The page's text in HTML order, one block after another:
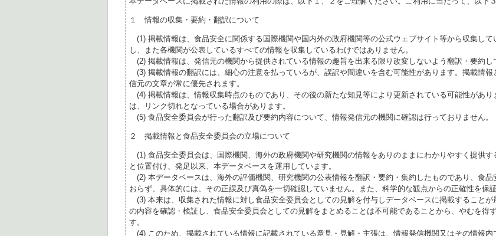
１ 情報の収集・要約・翻訳について
(1) 掲載情報は、食品安全に関係する国際機関や国内外の政府機関等の公式ウェブサイト等から収集し
し、また各機関が公表しているすべての情報を収集しているわけではありません。
(2) 掲載情報は、発信元の機関から提供されている情報の趣旨を出来る限り改変しないよう翻訳・要約し
(3) 掲載情報の翻訳には、細心の注意を払っているが、誤訳や間違いを含む可能性があります。掲載情
信元の文章が常に優先されます。
(4) 掲載情報は、情報収集時点のものであり、その後の新たな知見等により更新されている可能性があ
は、リンク切れとなっている場合があります。
(5) 食品安全委員会が行った翻訳及び要約内容について、情報発信元の機関に確認は行っておりません。
２ 掲載情報と食品安全委員会の立場について
(1) 食品安全委員会は、国際機関、海外の政府機関や研究機関の情報をありのままにわかりやすく提供
と位置付け、発足以来、本データベースを運用しています。
(2) 本データベースは、海外の評価機関、研究機関の公表情報を翻訳・要約・集約したものであり、食
おらず、具体的には、その正誤及び真偽を一切確認していません。また、科学的な観点からの正確性を保
(3) 本来は、収集された情報に対し食品安全委員会としての見解を付与しデータベースに掲載すること
の内容を確認・検証し、食品安全委員会としての見解をまとめることは不可能であることから、やむを得
す。
(4) このため、掲載されている情報に記載されている意見・見解・主張は、情報発信機関又はその情報内